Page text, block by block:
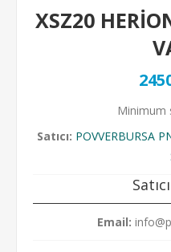
XSZ20
Minimum
Satıcı: POVVERBURSA
Email: